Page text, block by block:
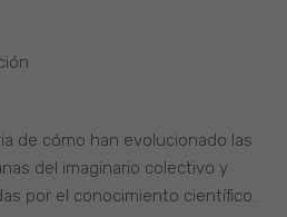
de cómo han evolucionado las
del imaginario colectivo y
por el conocimiento científico.